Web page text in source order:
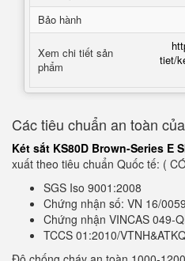
Bảo hành
Xem chi tiết sản
phẩm
tiet/
Các tiêu chuẩn an toàn
Két sắt KS80D Brown-Series E
xuất theo tiêu chuẩn Quốc tế: (
SGS Iso 9001:2008
Chứng nhận số: VN 16/0059
Chứng nhận VINCAS 049-
TCCS 01:2010/